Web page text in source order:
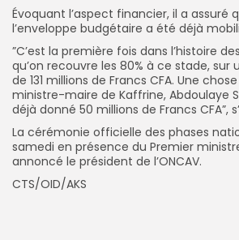
Évoquant l’aspect financier, il a assuré
l’enveloppe budgétaire a été déjà
”C’est la première fois dans l’histoire
qu’on recouvre les 80% à ce stade, sur
de 131 millions de Francs CFA. Une
ministre-maire de Kaffrine, Abdoulaye
déjà donné 50 millions de Francs CFA”,
La cérémonie officielle des phases
samedi en présence du Premier
annoncé le président de l’ONCAV.
CTS/OID/AKS